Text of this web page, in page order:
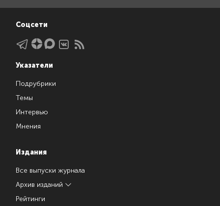
Соцсети
Указатели
Подрубрики
Темы
Интервью
Мнения
Издания
Все выпуски журнала
Архив изданий
Рейтинги